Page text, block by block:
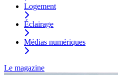
Logement
Éclairage
Médias numériques
Le magazine